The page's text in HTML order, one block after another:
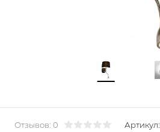
Отзывов: 0 Артикул: